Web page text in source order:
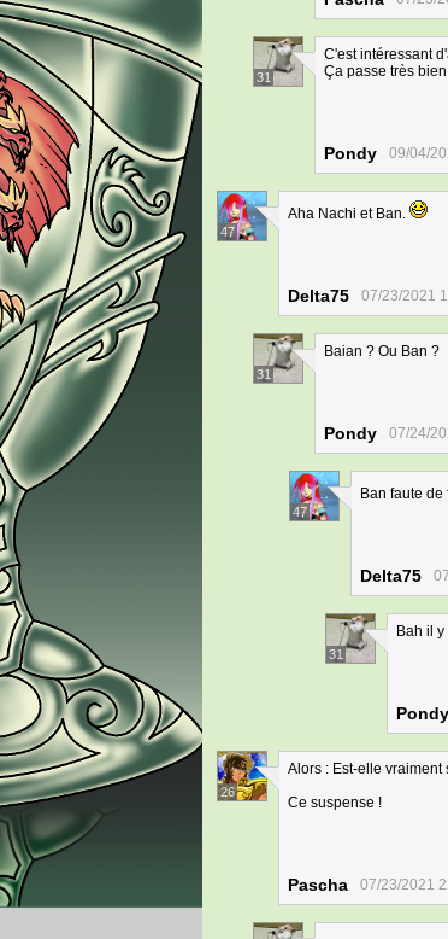
31
C'est intéressant
Ça passe très
Pondy 09/04/
47
Aha Nachi et Ban.
Delta75 07/23/2021
31
Baian ? Ou Ban ?
Pondy 07/24/
47
Ban faute
Delta75
31
Bah il
Pondy
26
Alors : Est-elle
Ce suspense !
Pascha 07/23/2021